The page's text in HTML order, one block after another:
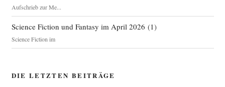
Aufschrieb zur Me...
Science Fiction und Fantasy im April 2026 (1)
Science Fiction im
DIE LETZTEN BEITRÄGE